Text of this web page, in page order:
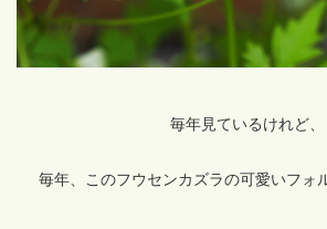
毎年見ているけれど、
毎年、このフウセンカズラの可愛いフォ